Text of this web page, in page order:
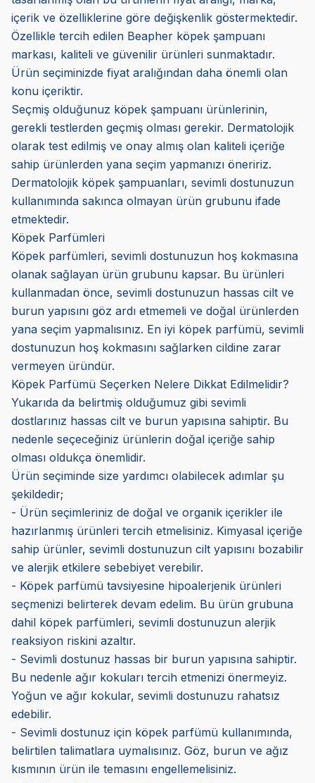
içerik ve özelliklerine göre değişkenlik göstermektedir.
Özellikle tercih edilen Beapher köpek şampuanı
markası, kaliteli ve güvenilir ürünleri sunmaktadır.
Ürün seçiminizde fiyat aralığından daha önemli olan
konu içeriktir.
Seçmiş olduğunuz köpek şampuanı ürünlerinin,
gerekli testlerden geçmiş olması gerekir. Dermatolojik
olarak test edilmiş ve onay almış olan kaliteli içeriğe
sahip ürünlerden yana seçim yapmanızı öneririz.
Dermatolojik köpek şampuanları, sevimli dostunuzun
kullanımında sakınca olmayan ürün grubunu ifade
etmektedir.
Köpek Parfümleri
Köpek parfümleri, sevimli dostunuzun hoş kokmasına
olanak sağlayan ürün grubunu kapsar. Bu ürünleri
kullanmadan önce, sevimli dostunuzun hassas cilt ve
burun yapısını göz ardı etmemeli ve doğal ürünlerden
yana seçim yapmalısınız. En iyi köpek parfümü, sevimli
dostunuzun hoş kokmasını sağlarken cildine zarar
vermeyen üründür.
Köpek Parfümü Seçerken Nelere Dikkat Edilmelidir?
Yukarıda da belirtmiş olduğumuz gibi sevimli
dostlarınız hassas cilt ve burun yapısına sahiptir. Bu
nedenle seçeceğiniz ürünlerin doğal içeriğe sahip
olması oldukça önemlidir.
Ürün seçiminde size yardımcı olabilecek adımlar şu
şekildedir;
- Ürün seçimleriniz de doğal ve organik içerikler ile
hazırlanmış ürünleri tercih etmelisiniz. Kimyasal içeriğe
sahip ürünler, sevimli dostunuzun cilt yapısını bozabilir
ve alerjik etkilere sebebiyet verebilir.
- Köpek parfümü tavsiyesine hipoalerjenik ürünleri
seçmenizi belirterek devam edelim. Bu ürün grubuna
dahil köpek parfümleri, sevimli dostunuzun alerjik
reaksiyon riskini azaltır.
- Sevimli dostunuz hassas bir burun yapısına sahiptir.
Bu nedenle ağır kokuları tercih etmenizi önermeyiz.
Yoğun ve ağır kokular, sevimli dostunuzu rahatsız
edebilir.
- Sevimli dostunuz için köpek parfümü kullanımında,
belirtilen talimatlara uymalısınız. Göz, burun ve ağız
kısmının ürün ile temasını engellemelisiniz.